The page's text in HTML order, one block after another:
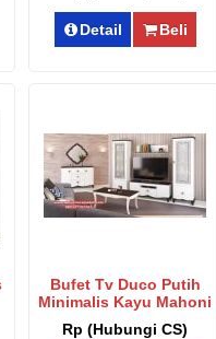
Detail Beli
Bufet Tv Duco Putih
Minimalis Kayu Mahoni
Rp (Hubungi CS)